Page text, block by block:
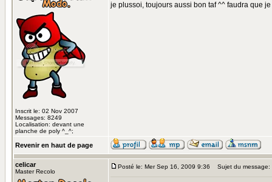
Inscrit le: 02 Nov 2007
Messages: 8249
Localisation: devant une
planche de poly ^_^;
je plussoi, toujours aussi bon taf ^^ faudra que
Revenir en haut de page
celicar
Master Recolo
Posté le: Mer Sep 16, 2009 9:36 Sujet du message: